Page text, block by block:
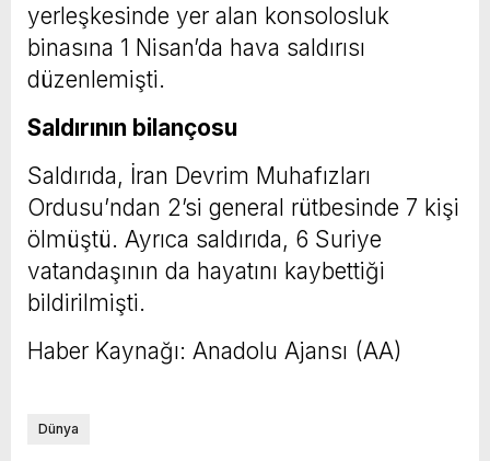
yerleşkesinde yer alan konsolosluk
binasına 1 Nisan’da hava saldırısı
düzenlemişti.
Saldırının bilançosu
Saldırıda, İran Devrim Muhafızları
Ordusu’ndan 2’si general rütbesinde 7 kişi
ölmüştü. Ayrıca saldırıda, 6 Suriye
vatandaşının da hayatını kaybettiği
bildirilmişti.
Haber Kaynağı: Anadolu Ajansı (AA)
Dünya